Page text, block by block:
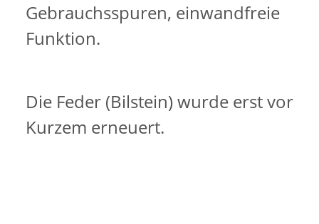
Gebrauchsspuren, einwandfreie
Funktion.
Die Feder (Bilstein) wurde erst vor
Kurzem erneuert.